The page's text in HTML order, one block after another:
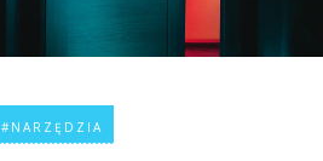
#NARZĘDZIA